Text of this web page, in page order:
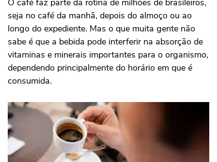
O café faz parte da rotina de milhões de brasileiros,
seja no café da manhã, depois do almoço ou ao
longo do expediente. Mas o que muita gente não
sabe é que a bebida pode interferir na absorção de
vitaminas e minerais importantes para o organismo,
dependendo principalmente do horário em que é
consumida.